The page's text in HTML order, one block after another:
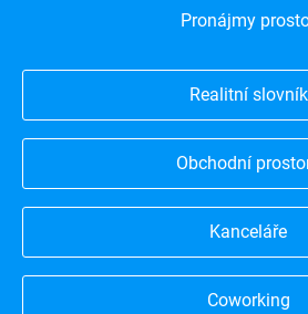
Pronájmy
Realitní slovník
Obchodní
Kanceláře
Coworking